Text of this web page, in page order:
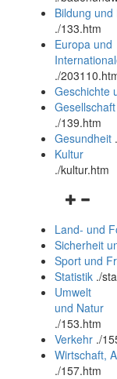
Bildung
./133.htm
Europa und
./
Geschichte
./139.htm
Gesundheit .
Kultur
./kultur.htm
und
schließen
Land- und
Sicherheit
Sport und
Statistik ./
Umwelt
und Natur
./153.htm
Verkehr ./
Wirtschaft,
./157.htm